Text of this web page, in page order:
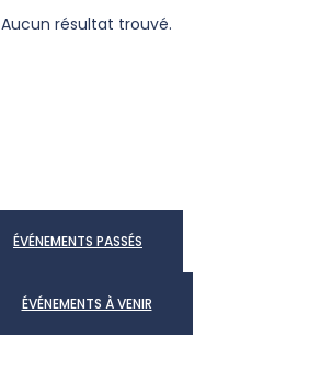
Aucun résultat trouvé.
ÉVÉNEMENTS PASSÉS
ÉVÉNEMENTS À VENIR